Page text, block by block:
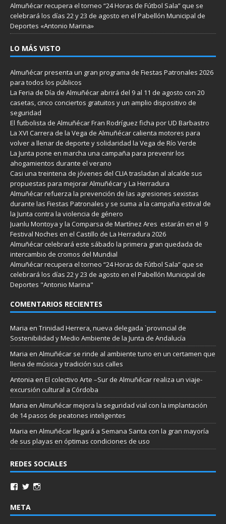
Almuñécar recupera el torneo “24 Horas de Fútbol Sala” que se
celebrará los días 22 y 23 de agosto en el Pabellón Municipal de
Deportes «Antonio Marina»
LO MÁS VISTO
Almuñécar presenta un gran programa de Fiestas Patronales 2026
para todos los públicos
La Feria de Día de Almuñécar abrirá del 9 al 11 de agosto con 20
casetas, cinco conciertos gratuitos y un amplio dispositivo de
seguridad
El futbolista de Almuñécar Fran Rodríguez ficha por UD Barbastro
La XVI Carrera de la Vega de Almuñécar calienta motores para
volver a llenar de deporte y solidaridad la Vega de Río Verde
La Junta pone en marcha una campaña para prevenir los
ahogamientos durante el verano
Casi una treintena de jóvenes del CLIA trasladan al alcalde sus
propuestas para mejorar Almuñécar y La Herradura
Almuñécar refuerza la prevención de las agresiones sexistas
durante las Fiestas Patronales y se suma a la campaña estival de
la Junta contra la violencia de género
Juanlu Montoya y la Comparsa de Martínez Ares estarán en el 9
Festival Noches en el Castillo de La Herradura 2026
Almuñécar celebrará este sábado la primera gran quedada de
intercambio de cromos del Mundial
Almuñécar recupera el torneo “24 Horas de Fútbol Sala” que se
celebrará los días 22 y 23 de agosto en el Pabellón Municipal de
Deportes "Antonio Marina"
COMENTARIOS RECIENTES
Maria en Trinidad Herrera, nueva delegada `provincial de
Sostenibilidad y Medio Ambiente de la Junta de Andalucía
Maria en Almuñécar se rinde al ambiente tuno en un certamen que
llena de música y tradición sus calles
Antonia en El colectivo Arte –Sur de Almuñécar realiza un viaje-
excursión cultural a Córdoba
Maria en Almuñécar mejora la seguridad vial con la implantación
de 14 pasos de peatones inteligentes
Maria en Almuñécar llegará a Semana Santa con la gran mayoría
de sus playas en óptimas condiciones de uso
REDES SOCIALES
META